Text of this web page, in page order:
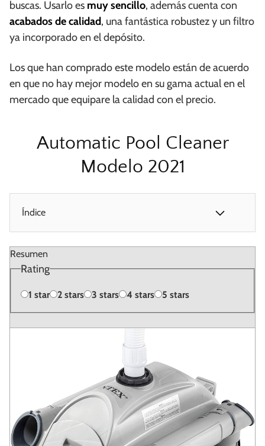
buscas. Usarlo es muy sencillo, además cuenta con
acabados de calidad, una fantástica robustez y un filtro
ya incorporado en el depósito.
Los que han comprado este modelo están de acuerdo
en que no hay mejor modelo en su gama actual en el
mercado que equipare la calidad con el precio.
Automatic Pool Cleaner
Modelo 2021
Índice
Resumen
Rating
1 star 2 stars 3 stars 4 stars 5 stars